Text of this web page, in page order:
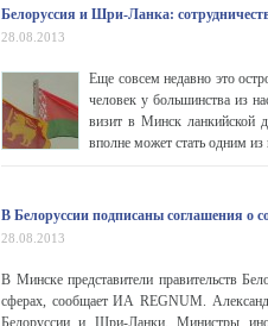
Белоруссия и Шри-Ланка:
28.08.2013
Еще совсем недавно это
человек у большинства из
визит в Минск ланкийской
вполне может стать одним
В Белоруссии подписаны соглашения о
28.08.2013
В Минске представители правительств
сферах, сообщает ИА REGNUM.
Белоруссии и Шри-Ланки. Министры